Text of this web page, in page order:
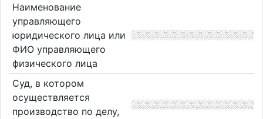
Наименование
управляющего
юридического лица или
ФИО управляющего
физического лица
Суд, в котором
осуществляется
производство по делу,